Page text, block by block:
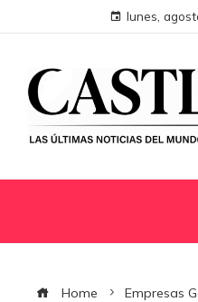
lunes,
Home
Empresas